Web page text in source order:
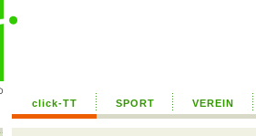
click-TT SPORT VEREIN